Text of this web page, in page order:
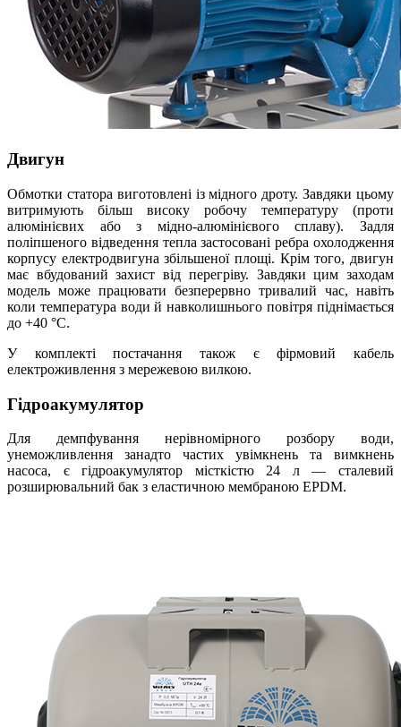
Двигун
Обмотки статора виготовлені із мідного дроту. Завдяки цьому
витримують більш високу робочу температуру (проти
алюмінієвих або з мідно-алюмінієвого сплаву). Задля
поліпшеного відведення тепла застосовані ребра охолодження
корпусу електродвигуна збільшеної площі. Крім того, двигун
має вбудований захист від перегріву. Завдяки цим заходам
модель може працювати безперервно тривалий час, навіть
коли температура води й навколишнього повітря піднімається
до +40 °С.
У комплекті постачання також є фірмовий кабель
електроживлення з мережевою вилкою.
Гідроакумулятор
Для демпфування нерівномірного розбору води,
унеможливлення занадто частих увімкнень та вимкнень
насоса, є гідроакумулятор місткістю 24 л — сталевий
розширювальний бак з еластичною мембраною EPDM.